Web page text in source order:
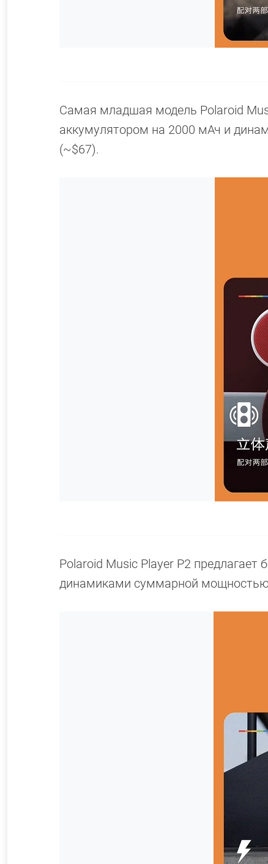
Самая младшая модель Polaroid
аккумулятором на 2000 мАч и
(~$67).
Polaroid Music Player P2
динамиками суммарной